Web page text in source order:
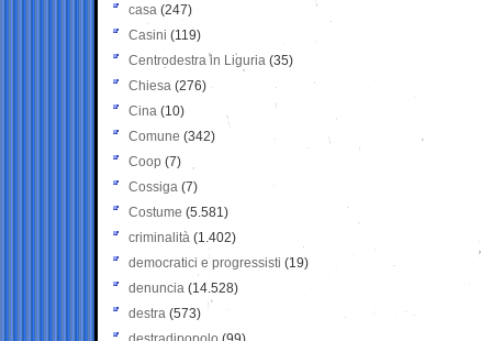
casa (247)
Casini (119)
Centrodestra in Liguria (35)
Chiesa (276)
Cina (10)
Comune (342)
Coop (7)
Cossiga (7)
Costume (5.581)
criminalità (1.402)
democratici e progressisti (19)
denuncia (14.528)
destra (573)